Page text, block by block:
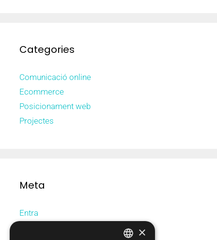
Categories
Comunicació online
Ecommerce
Posicionament web
Projectes
Meta
Entra
×